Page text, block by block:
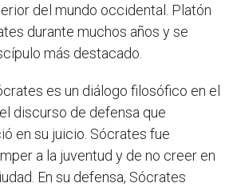
del mundo occidental. Platón
durante muchos años y se
más destacado.
es un diálogo filosófico en el
discurso de defensa que
en su juicio. Sócrates fue
a la juventud y de no creer en
En su defensa, Sócrates